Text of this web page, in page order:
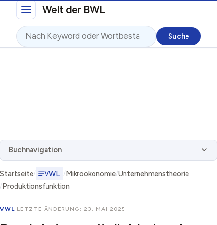
Direkt zum InhaltWelt der BWL
Suche
Buchnavigation
Startseite VWL Mikroökonomie Unternehmenstheorie
Produktionsfunktion
VWL· LETZTE ÄNDERUNG: 23. MAI 2025